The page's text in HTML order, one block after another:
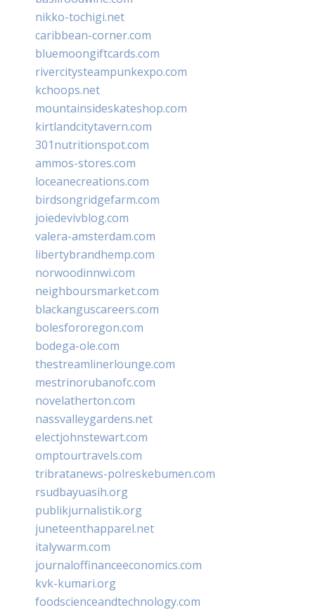
nikko-tochigi.net
caribbean-corner.com
bluemoongiftcards.com
rivercitysteampunkexpo.com
kchoops.net
mountainsideskateshop.com
kirtlandcitytavern.com
301nutritionspot.com
ammos-stores.com
loceanecreations.com
birdsongridgefarm.com
joiedevivblog.com
valera-amsterdam.com
libertybrandhemp.com
norwoodinnwi.com
neighboursmarket.com
blackanguscareers.com
bolesfororegon.com
bodega-ole.com
thestreamlinerlounge.com
mestrinorubanofc.com
novelatherton.com
nassvalleygardens.net
electjohnstewart.com
omptourtravels.com
tribratanews-polreskebumen.com
rsudbayuasih.org
publikjurnalistik.org
juneteenthapparel.net
italywarm.com
journaloffinanceeconomics.com
kvk-kumari.org
foodscienceandtechnology.com